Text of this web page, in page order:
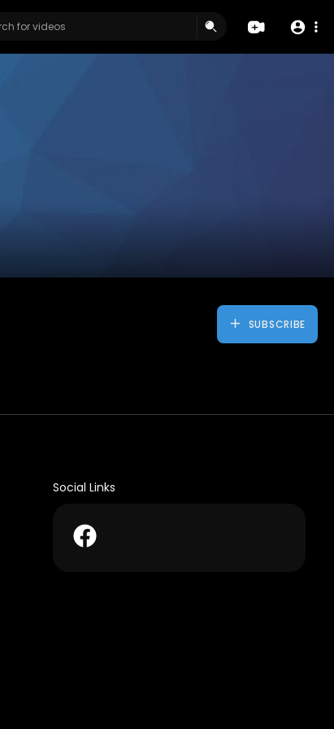
SUBSCRIBE
Social Links